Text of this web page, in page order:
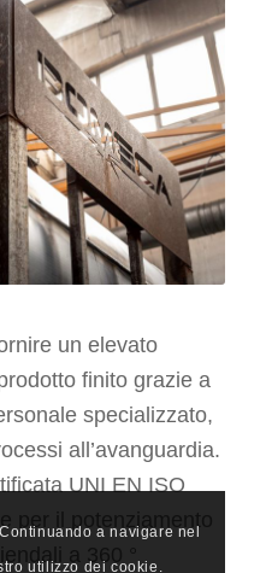
un elevato
finito grazie a
specializzato,
all’avanguardia.
UNI EN ISO
a navigare nel
utilizzo dei cookie.